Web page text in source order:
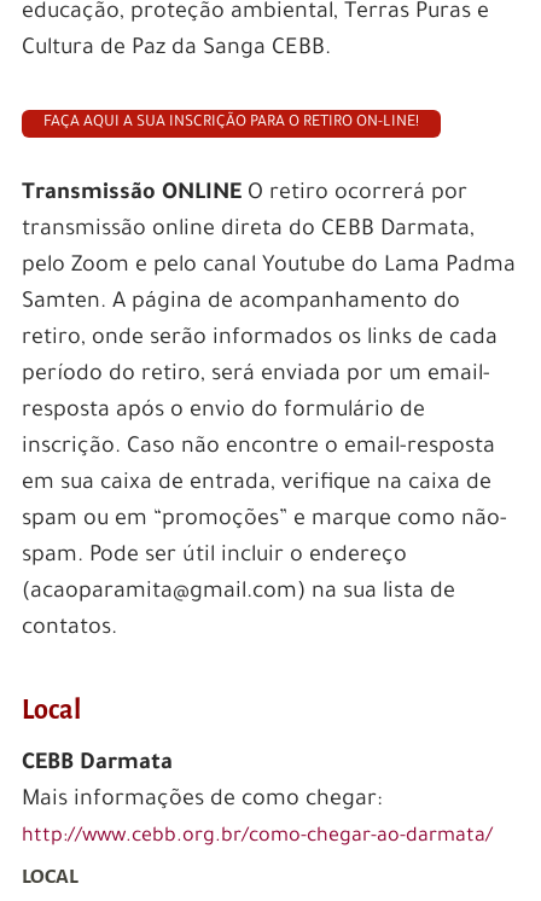
educação, proteção ambiental, Terras Puras e
Cultura de Paz da Sanga CEBB.
FAÇA AQUI A SUA INSCRIÇÃO PARA O RETIRO ON-LINE!
Transmissão ONLINEO retiro ocorrerá por
transmissão online direta do CEBB Darmata,
pelo Zoom e pelo canal Youtube do Lama Padma
Samten. A página de acompanhamento do
retiro, onde serão informados os links de cada
período do retiro, será enviada por um email-
resposta após o envio do formulário de
inscrição. Caso não encontre o email-resposta
em sua caixa de entrada, verifique na caixa de
spam ou em “promoções” e marque como não-
spam. Pode ser útil incluir o endereço
(acaoparamita@gmail.com) na sua lista de
contatos.
Local
CEBB Darmata
Mais informações de como chegar:
http://www.cebb.org.br/como-chegar-ao-darmata/
LOCAL